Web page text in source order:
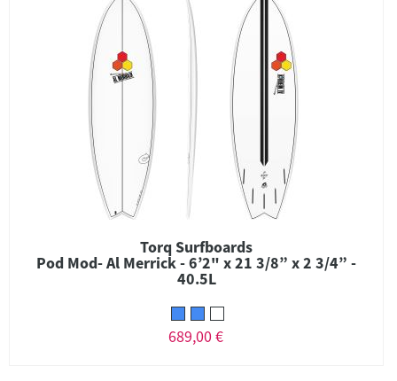
Torq Surfboards
Pod Mod- Al Merrick - 6’2" x 21 3/8” x 2 3/4” -
40.5L
689,00 €